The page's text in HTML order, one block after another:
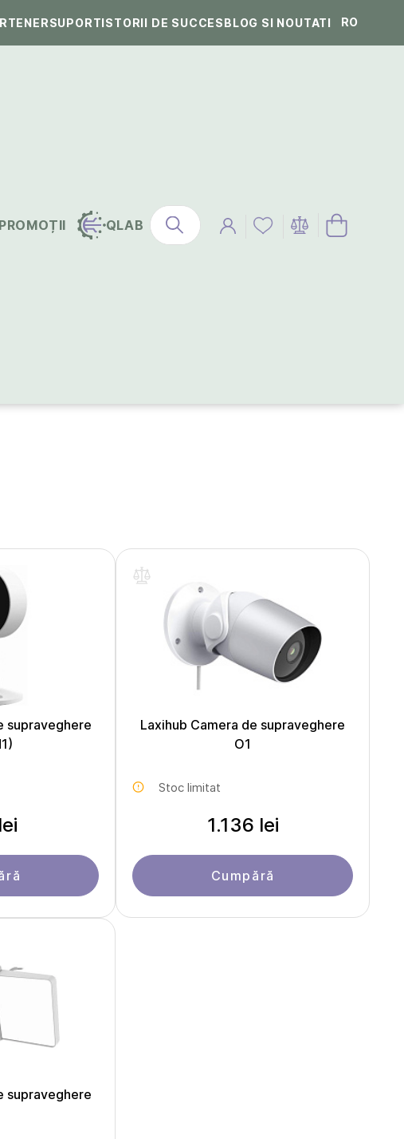
SUPORTISTORII DE SUCCESBLOG SI NOUTATI RO
QLAB
supraveghere
Laxihub Camera de supraveghere
O1
Stoc limitat
1.136 lei
Cumpără
supraveghere